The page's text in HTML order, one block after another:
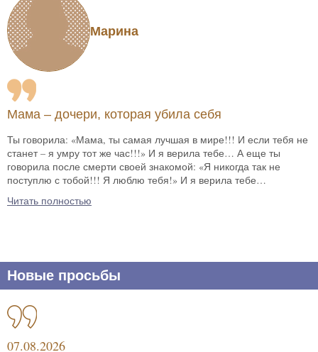
Марина
Мама – дочери, которая убила себя
Ты говорила: «Мама, ты самая лучшая в мире!!! И если тебя не
станет – я умру тот же час!!!» И я верила тебе… А еще ты
говорила после смерти своей знакомой: «Я никогда так не
поступлю с тобой!!! Я люблю тебя!» И я верила тебе…
Читать полностью
Новые просьбы
07.08.2026